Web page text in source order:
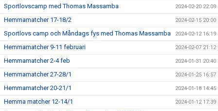
Sportlovscamp med Thomas Massamba 2024-02-20 22:09
Hemmamatcher 17-18/2 2024-02-15 20:00
Sportlovs camp och Måndags fys med Thomas Massamba 2024-02-12 16:19
Hemmamatcher 9-11 februari 2024-02-07 21:12
Hemmamatcher 2-4 feb 2024-01-31 20:40
Hemmamatcher 27-28/1 2024-01-25 16:57
Hemmamatcher 20-21/1 2024-01-18 14:45
Hemma matcher 12-14/1 2024-01-12 17:39